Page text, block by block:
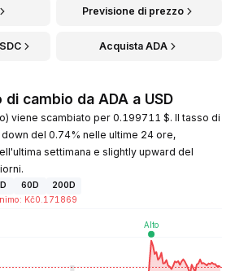
Previsione di prezzo
Acquista ADA
cambio da ADA a USD
viene scambiato per 0.199711 $. Il tasso di
down del 0.74% nelle ultime 24 ore,
settimana e slightly upward del
60D
200D
: Kč0.171869